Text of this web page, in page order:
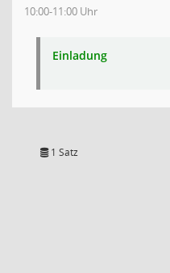
10:00-11:00 Uhr
Einladung
1 Satz